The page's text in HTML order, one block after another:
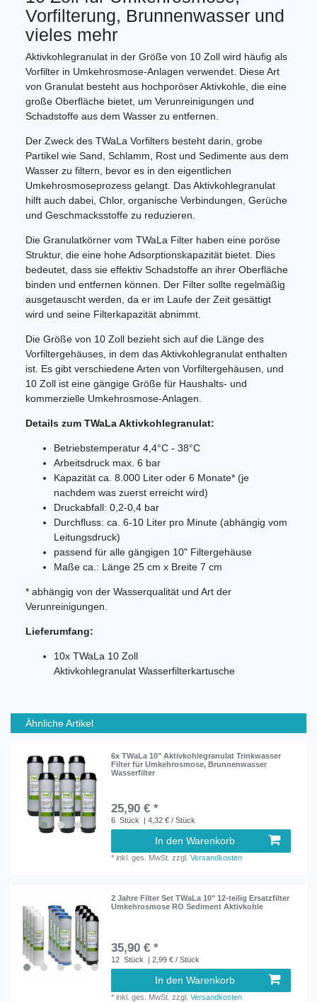
Vorfilterung, Brunnenwasser und
vieles mehr
Aktivkohlegranulat in der Größe von 10 Zoll wird häufig als
Vorfilter in Umkehrosmose-Anlagen verwendet. Diese Art
von Granulat besteht aus hochporöser Aktivkohle, die eine
große Oberfläche bietet, um Verunreinigungen und
Schadstoffe aus dem Wasser zu entfernen.
Der Zweck des TWaLa Vorfilters besteht darin, grobe
Partikel wie Sand, Schlamm, Rost und Sedimente aus dem
Wasser zu filtern, bevor es in den eigentlichen
Umkehrosmoseprozess gelangt. Das Aktivkohlegranulat
hilft auch dabei, Chlor, organische Verbindungen, Gerüche
und Geschmacksstoffe zu reduzieren.
Die Granulatkörner vom TWaLa Filter haben eine poröse
Struktur, die eine hohe Adsorptionskapazität bietet. Dies
bedeutet, dass sie effektiv Schadstoffe an ihrer Oberfläche
binden und entfernen können. Der Filter sollte regelmäßig
ausgetauscht werden, da er im Laufe der Zeit gesättigt
wird und seine Filterkapazität abnimmt.
Die Größe von 10 Zoll bezieht sich auf die Länge des
Vorfiltergehäuses, in dem das Aktivkohlegranulat enthalten
ist. Es gibt verschiedene Arten von Vorfiltergehäusen, und
10 Zoll ist eine gängige Größe für Haushalts- und
kommerzielle Umkehrosmose-Anlagen.
Details zum TWaLa Aktivkohlegranulat:
Betriebstemperatur 4,4°C - 38°C
Arbeitsdruck max. 6 bar
Kapazität ca. 8.000 Liter oder 6 Monate* (je
nachdem was zuerst erreicht wird)
Druckabfall: 0,2-0,4 bar
Durchfluss: ca. 6-10 Liter pro Minute (abhängig vom
Leitungsdruck)
passend für alle gängigen 10" Filtergehäuse
Maße ca.: Länge 25 cm x Breite 7 cm
* abhängig von der Wasserqualität und Art der
Verunreinigungen.
Lieferumfang:
10x TWaLa 10 Zoll
Aktivkohlegranulat Wasserfilterkartusche
Ähnliche Artikel
6x TWaLa 10" Aktivkohlegranulat Trinkwasser
Filter für Umkehrosmose, Brunnenwasser
Wasserfilter
25,90 € *
6 Stück | 4,32 € / Stück
In den Warenkorb
*inkl. ges. MwSt. zzgl.Versandkosten
2 Jahre Filter Set TWaLa 10" 12-teilig Ersatzfilter
Umkehrosmose RO Sediment Aktivkohle
35,90 € *
12 Stück | 2,99 € / Stück
In den Warenkorb
*inkl. ges. MwSt. zzgl.Versandkosten